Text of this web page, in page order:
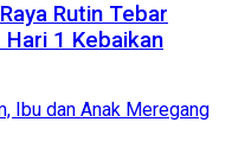
Rutin Tebar
1 Kebaikan